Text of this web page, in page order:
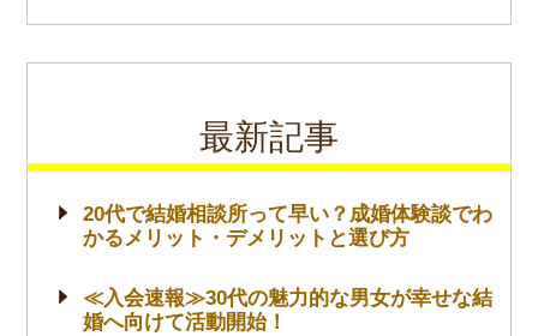
最新記事
20代で結婚相談所って早い？成婚体験談でわ
かるメリット・デメリットと選び方
≪入会速報≫30代の魅力的な男女が幸せな結
婚へ向けて活動開始！